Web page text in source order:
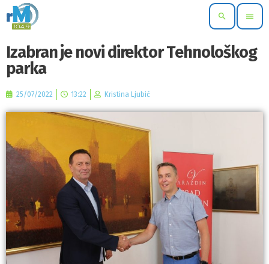
search menu
Izabran je novi direktor Tehnološkog
parka
25/07/2022 13:22 Kristina Ljubić